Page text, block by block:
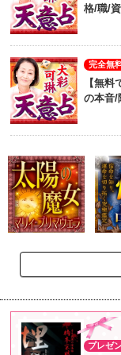
格/職/
完全無
【無
の本音/
プレゼ